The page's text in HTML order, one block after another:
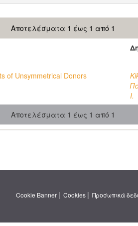
Αποτελέσματα 1 έως 1 από 1
of Unsymmetrical Donors
I.
Αποτελέσματα 1 έως 1 από 1
Cookie Banner | Cookies | Προσωπικά